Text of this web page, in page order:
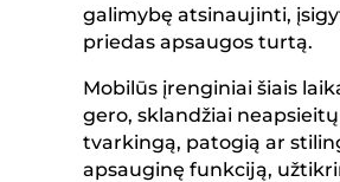
galimybę atsinaujinti,
priedas apsaugos turtą.
Mobilūs įrenginiai šiais
gero, sklandžiai
tvarkingą, patogią ar
apsauginę funkciją,